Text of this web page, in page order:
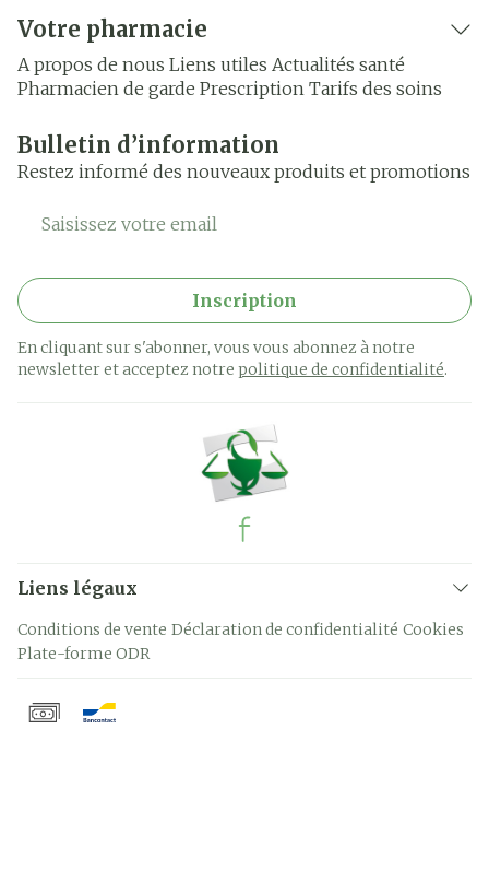
Votre pharmacie
A propos de nous Liens utiles Actualités santé
Pharmacien de garde Prescription Tarifs des soins
Bulletin d’information
Restez informé des nouveaux produits et promotions
Adresse mail
Inscription
En cliquant sur s'abonner, vous vous abonnez à notre
newsletter et acceptez notre politique de confidentialité.
Liens légaux
Conditions de vente Déclaration de confidentialité Cookies
Plate-forme ODR